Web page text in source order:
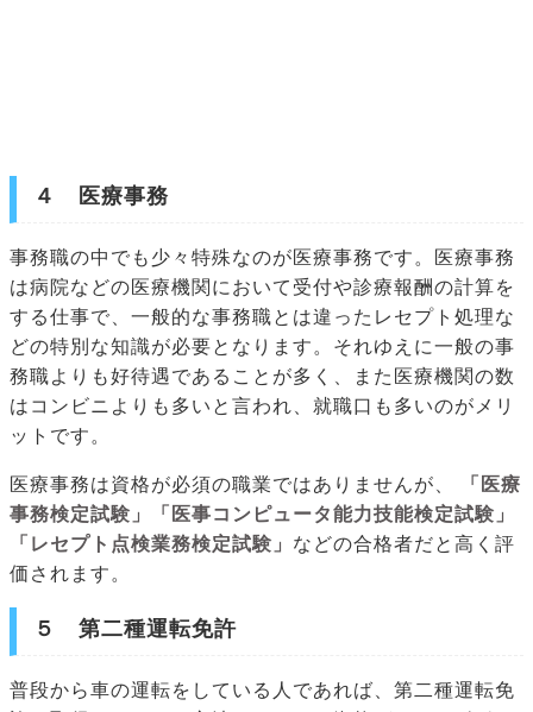
４ 医療事務
事務職の中でも少々特殊なのが医療事務です。医療事務
は病院などの医療機関において受付や診療報酬の計算を
する仕事で、一般的な事務職とは違ったレセプト処理な
どの特別な知識が必要となります。それゆえに一般の事
務職よりも好待遇であることが多く、また医療機関の数
はコンビニよりも多いと言われ、就職口も多いのがメリ
ットです。
医療事務は資格が必須の職業ではありませんが、
「医療
事務検定試験」「医事コンピュータ能力技能検定試験」
「レセプト点検業務検定試験」 などの合格者だと高く評
価されます。
５ 第二種運転免許
普段から車の運転をしている人であれば、第二種運転免